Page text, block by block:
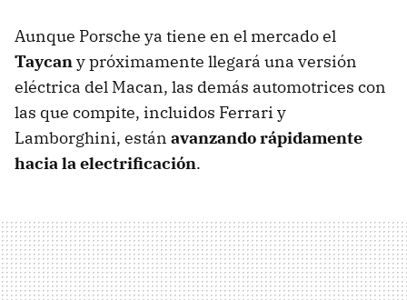
Aunque Porsche ya tiene en el mercado el
Taycan y próximamente llegará una versión
eléctrica del Macan, las demás automotrices con
las que compite, incluidos Ferrari y
Lamborghini, están avanzando rápidamente
hacia la electrificación.